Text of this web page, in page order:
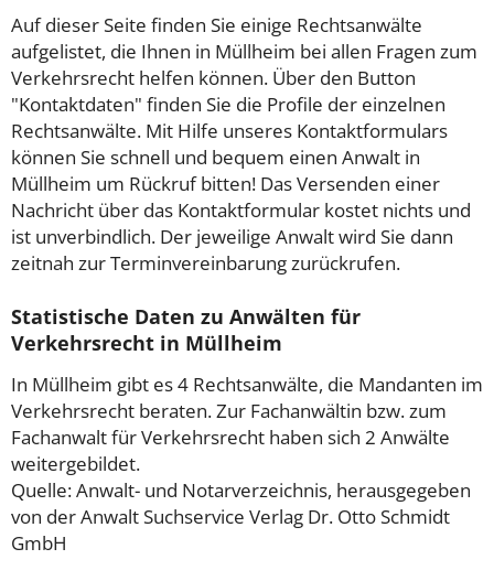
Auf dieser Seite finden Sie einige Rechtsanwälte
aufgelistet, die Ihnen in Müllheim bei allen Fragen zum
Verkehrsrecht helfen können. Über den Button
"Kontaktdaten" finden Sie die Profile der einzelnen
Rechtsanwälte. Mit Hilfe unseres Kontaktformulars
können Sie schnell und bequem einen Anwalt in
Müllheim um Rückruf bitten! Das Versenden einer
Nachricht über das Kontaktformular kostet nichts und
ist unverbindlich. Der jeweilige Anwalt wird Sie dann
zeitnah zur Terminvereinbarung zurückrufen.
Statistische Daten zu Anwälten für
Verkehrsrecht in Müllheim
In Müllheim gibt es 4 Rechtsanwälte, die Mandanten im
Verkehrsrecht beraten. Zur Fachanwältin bzw. zum
Fachanwalt für Verkehrsrecht haben sich 2 Anwälte
weitergebildet.
Quelle: Anwalt- und Notarverzeichnis, herausgegeben
von der Anwalt Suchservice Verlag Dr. Otto Schmidt
GmbH